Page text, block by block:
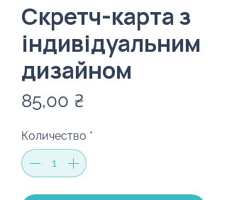
Скретч-карта з
індивідуальним
дизайном
85,00 ₴
Количество *